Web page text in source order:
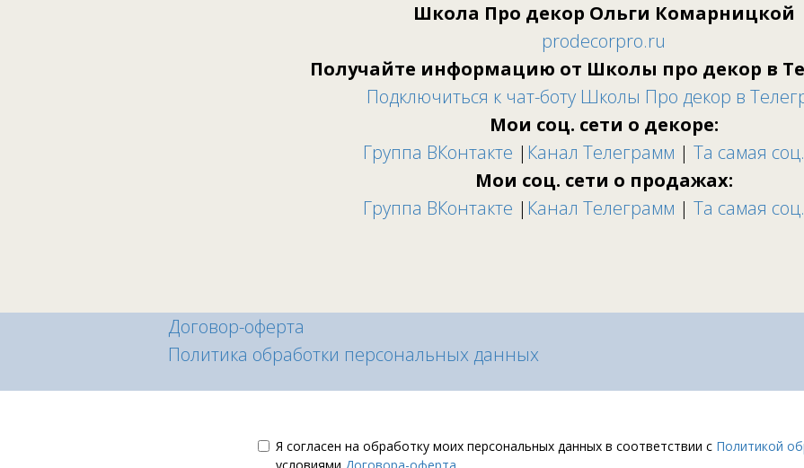
Школа Про декор Ольги Комарницкой
prodecorpro.ru
Получайте информацию от Школы про декор в
Подключиться к чат-боту Школы Про декор в
Мои соц. сети о декоре:
Группа ВКонтакте | Канал Телеграмм | Та самая
Мои соц. сети о продажах:
Группа ВКонтакте | Канал Телеграмм | Та самая
Договор-оферта
Политика обработки персональных данных
Я согласен на обработку моих персональных данных в соответствии с Политикой